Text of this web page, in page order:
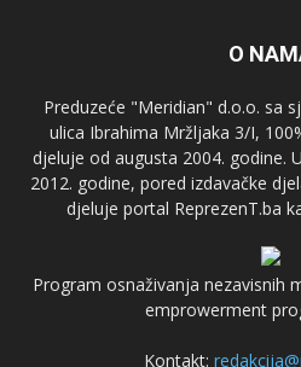
O
Preduzeće "Meridian" d.o.o. sa
ulica Ibrahima Mržljaka 3/I,
djeluje od augusta 2004. godine.
2012. godine, pored izdavačke
djeluje portal ReprezenT.ba
Program osnaživanja nezavisnih
emprowerment
Kontakt: